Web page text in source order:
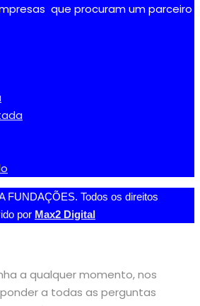
que procuram um parceiro
FUNDAÇÕES. Todos os direitos
por Max2 Digital
a qualquer momento, nos
a todas as perguntas